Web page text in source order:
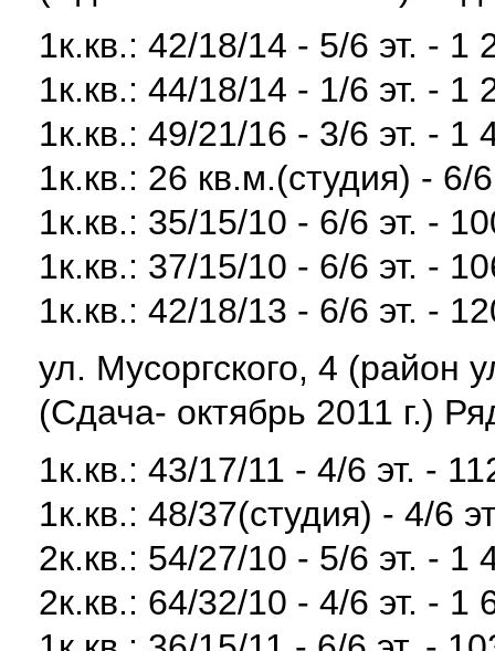
1к.кв.: 42/18/14 - 5/6 эт. - 1
1к.кв.: 44/18/14 - 1/6 эт. - 1
1к.кв.: 49/21/16 - 3/6 эт. - 1
1к.кв.: 26 кв.м.(студия) - 6/
1к.кв.: 35/15/10 - 6/6 эт. -
1к.кв.: 37/15/10 - 6/6 эт. -
1к.кв.: 42/18/13 - 6/6 эт. -
ул. Мусоргского, 4 (район
(Сдача- октябрь 2011 г.)
1к.кв.: 43/17/11 - 4/6 эт. -
1к.кв.: 48/37(студия) - 4/6
2к.кв.: 54/27/10 - 5/6 эт. - 1
2к.кв.: 64/32/10 - 4/6 эт. - 1